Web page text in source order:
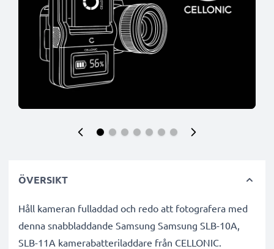
ÖVERSIKT
Håll kameran fulladdad och redo att fotografera med
denna snabbladdande Samsung Samsung SLB-10A,
SLB-11A kamerabatteriladdare från CELLONIC.